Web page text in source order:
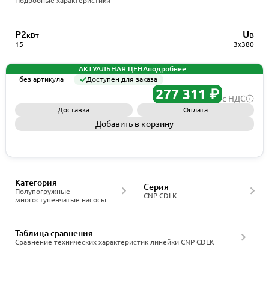
P2кВт
15
UВ
3x380
АКТУАЛЬНАЯ ЦЕНАподробнее
без артикула
Доступен для заказа
277 311 ₽ с НДС
Доставка Оплата
Добавить в корзину
Полупогружные
многоступенчатые насосы
Категория
CNP CDLK
Серия
Сравнение технических характеристик линейки CNP CDLK
Таблица сравнения